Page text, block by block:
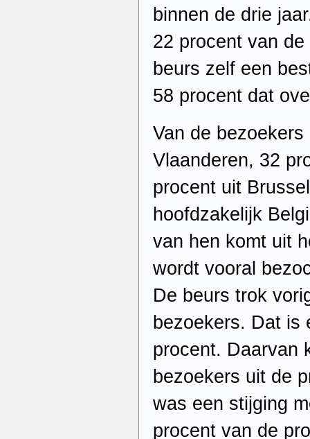
binnen de drie
22 procent van
beurs zelf een
58 procent dat
Van de
Vlaanderen, 32
procent uit
hoofdzakelijk
van hen komt uit
wordt vooral
De beurs trok
bezoekers. Dat is
procent. Daarvan
bezoekers uit de
was een stijging
procent van de